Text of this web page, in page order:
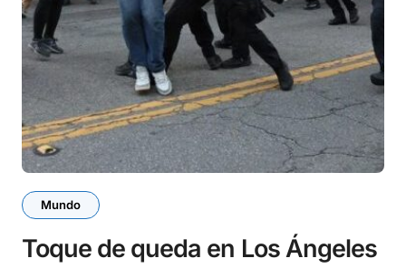
Mundo
Toque de queda en Los Ángeles